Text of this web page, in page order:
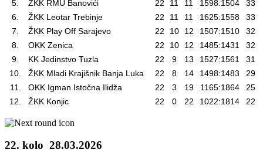
5. ŽKK RMU Banovići 22 11 11 1598:1504
33
6.
ŽKK Leotar Trebinje 22 11 11 1625:1558
33
7.
ŽKK Play Off Sarajevo 22 10 12 1507:1510
32
8.
OKK Zenica 22 10 12 1485:1431
32
9.
KK Jedinstvo Tuzla 22 9 13 1527:1561
31
10.
ŽKK Mladi Krajišnik Banja Luka 22 8 14 1498:1483
29
11.
OKK Igman Istočna Ilidža 22 3 19 1165:1864
25
12.
ŽKK Konjic 22 0 22 1022:1814 22
22. kolo 28.03.2026